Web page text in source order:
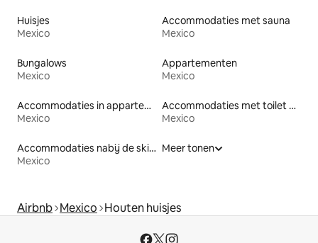
Huisjes
Mexico
Accommodaties met sauna
Mexico
Bungalows
Mexico
Appartementen
Mexico
Accommodaties in appartementen met diensten
Mexico
Accommodaties met toilet op toegankelijke hoogte
Mexico
Accommodaties nabij de skipiste
Mexico
Meer tonen
Airbnb Mexico Houten huisjes